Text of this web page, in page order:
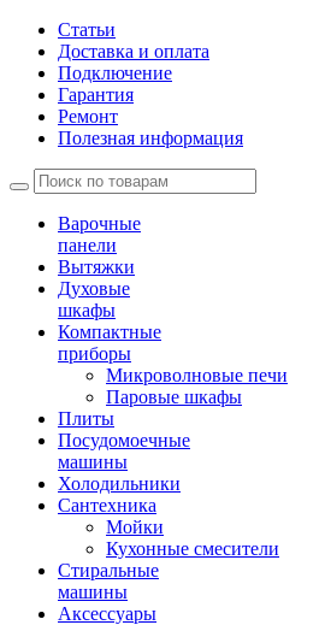
Статьи
Доставка и оплата
Подключение
Гарантия
Ремонт
Полезная информация
Варочные
панели
Вытяжки
Духовые
шкафы
Компактные
приборы
Микроволновые печи
Паровые шкафы
Плиты
Посудомоечные
машины
Холодильники
Сантехника
Мойки
Кухонные смесители
Стиральные
машины
Аксессуары